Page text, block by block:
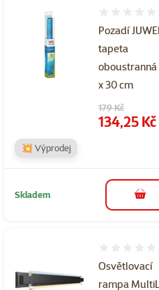
Pozadí
tapeta
x 30 cm
Původní cena
179 Kč
Cena
134,25 Kč
💥 Výprodej
Skladem do
Osvětlovací
rampa